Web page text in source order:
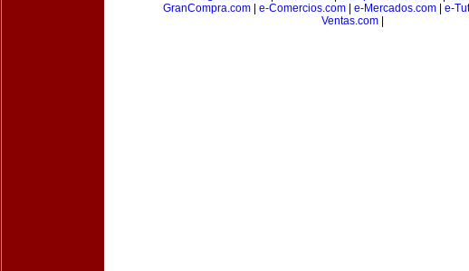
GranCompra.com
e-Comercios.com e-Mercados.com e-
Ventas.com|